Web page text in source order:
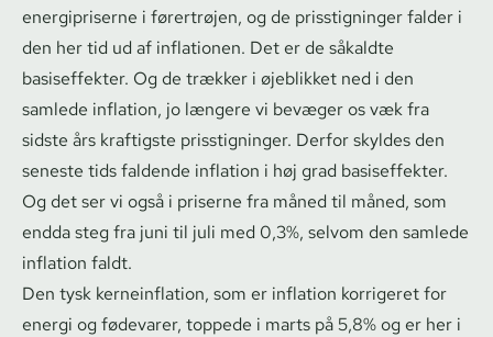
energipriserne i førertrøjen, og de prisstigninger falder i
den her tid ud af inflationen. Det er de såkaldte
basiseffekter. Og de trækker i øjeblikket ned i den
samlede inflation, jo længere vi bevæger os væk fra
sidste års kraftigste prisstigninger. Derfor skyldes den
seneste tids faldende inflation i høj grad basiseffekter.
Og det ser vi også i priserne fra måned til måned, som
endda steg fra juni til juli med 0,3%, selvom den samlede
inflation faldt.
Den tysk kerneinflation, som er inflation korrigeret for
energi og fødevarer, toppede i marts på 5,8% og er her i